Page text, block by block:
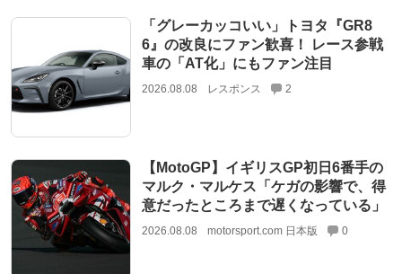
「グレーカッコいい」トヨタ『GR8
6』の改良にファン歓喜！ レース参戦
車の「AT化」にもファン注目
2026.08.08 レスポンス 2
【MotoGP】イギリスGP初日6番手の
マルク・マルケス「ケガの影響で、得
意だったところまで遅くなっている」
2026.08.08 motorsport.com 日本版 0